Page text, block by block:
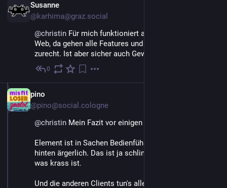
Susanne
@karhima@graz.social
@christin Für mich funktioniert am besten Element
Web, da gehen alle Features und ich finde mich
zurecht. Ist aber sicher auch Gewöhnung.
0
pino
@pino@social.cologne
@christin Mein Fazit vor einigen Jahren:
Element ist in Sachen Bedienführung von vorne bis
hinten ärgerlich. Das ist ja schlimmer als MS Teams -
was krass ist.
Und die anderen Clients tun's alle nicht.